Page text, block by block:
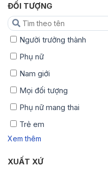
ĐỐI TƯỢNG
Người trưởng thành
Phụ nữ
Nam giới
Mọi đối tượng
Phụ nữ mang thai
Trẻ em
Xem thêm
XUẤT XỨ